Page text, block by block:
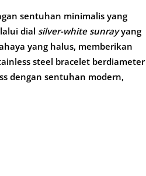
sentuhan minimalis yang
dial silver-white sunrayyang
yang halus, memberikan
steel bracelet berdiameter
dengan sentuhan modern,